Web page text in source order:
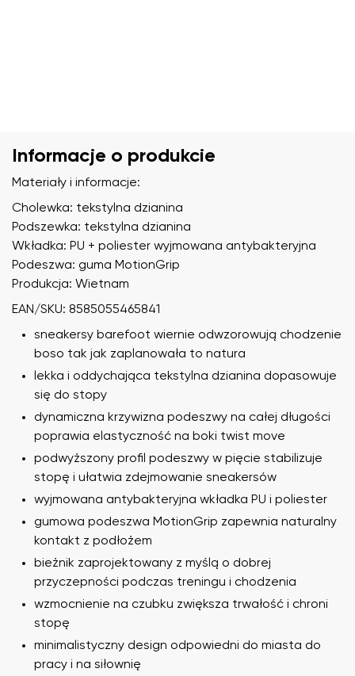
Informacje o produkcie
Materiały i informacje:
Cholewka: tekstylna dzianina
Podszewka: tekstylna dzianina
Wkładka: PU + poliester wyjmowana antybakteryjna
Podeszwa: guma MotionGrip
Produkcja: Wietnam
EAN/SKU: 8585055465841
sneakersy barefoot wiernie odwzorowują chodzenie
boso tak jak zaplanowała to natura
lekka i oddychająca tekstylna dzianina dopasowuje
się do stopy
dynamiczna krzywizna podeszwy na całej długości
poprawia elastyczność na boki twist move
podwyższony profil podeszwy w pięcie stabilizuje
stopę i ułatwia zdejmowanie sneakersów
wyjmowana antybakteryjna wkładka PU i poliester
gumowa podeszwa MotionGrip zapewnia naturalny
kontakt z podłożem
bieżnik zaprojektowany z myślą o dobrej
przyczepności podczas treningu i chodzenia
wzmocnienie na czubku zwiększa trwałość i chroni
stopę
minimalistyczny design odpowiedni do miasta do
pracy i na siłownię